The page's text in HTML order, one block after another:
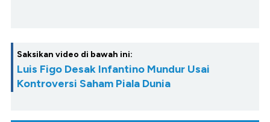
Saksikan video di bawah ini:
Luis Figo Desak Infantino Mundur Usai
Kontroversi Saham Piala Dunia